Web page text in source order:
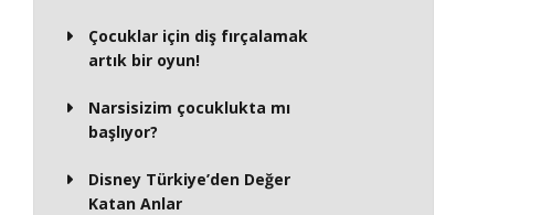
Çocuklar için diş fırçalamak
artık bir oyun!
Narsisizim çocuklukta mı
başlıyor?
Disney Türkiye’den Değer
Katan Anlar